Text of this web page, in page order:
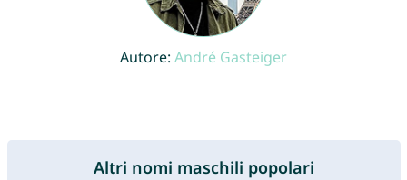
Autore: André Gasteiger
Altri nomi maschili popolari